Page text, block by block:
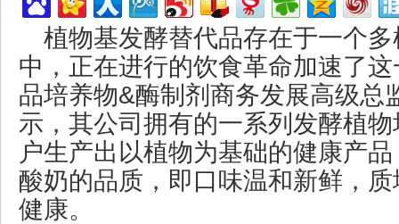
植物基发酵替代品存在于一个多
中，正在进行的饮食革命加速了
品培养物&酶制剂商务发展高级总
示，其公司拥有的一系列发酵植
户生产出以植物为基础的健康产
酸奶的品质，即口味温和新鲜，
健康。